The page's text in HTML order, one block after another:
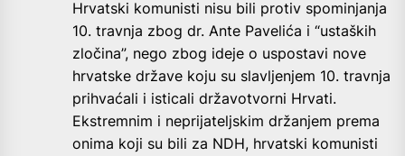
Hrvatski komunisti nisu bili protiv spominjanja
10. travnja zbog dr. Ante Pavelića i “ustaških
zločina”, nego zbog ideje o uspostavi nove
hrvatske države koju su slavljenjem 10. travnja
prihvaćali i isticali državotvorni Hrvati.
Ekstremnim i neprijateljskim držanjem prema
onima koji su bili za NDH, hrvatski komunisti